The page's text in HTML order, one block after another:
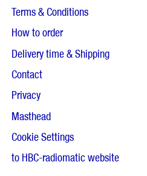
Terms & Conditions
How to order
Delivery time & Shipping
Contact
Privacy
Masthead
Cookie Settings
to HBC-radiomatic website